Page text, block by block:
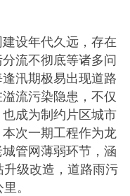
设年代久远，存在
流不彻底等诸多问
汛期极易出现道路
流污染隐患，不仅
成为制约片区城市
次一期工程作为龙
管网薄弱环节，涵
级改造，道路雨污
。